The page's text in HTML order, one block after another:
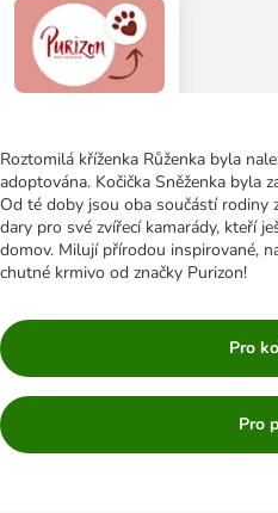
Roztomilá kříženka Růženka byla
adoptována. Kočička Sněženka byla
Od té doby jsou oba součástí rodiny
dary pro své zvířecí kamarády, kteří
domov. Milují přírodou inspirované,
chutné krmivo od značky Purizon!
Pro
Pro